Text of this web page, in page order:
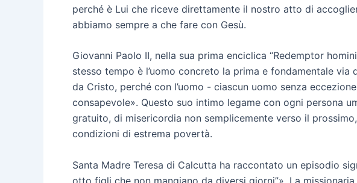
perché è Lui che riceve direttamente il nostro atto di
abbiamo sempre a che fare con Gesù.
Giovanni Paolo II, nella sua prima enciclica “Redemptor
stesso tempo è l’uomo concreto la prima e fondamentale
da Cristo, perché con l’uomo - ciascun uomo senza
consapevole». Questo suo intimo legame con ogni persona
gratuito, di misericordia non semplicemente verso il
condizioni di estrema povertà.
Santa Madre Teresa di Calcutta ha raccontato un episodio
otto figli che non mangiano da diversi giorni”». La